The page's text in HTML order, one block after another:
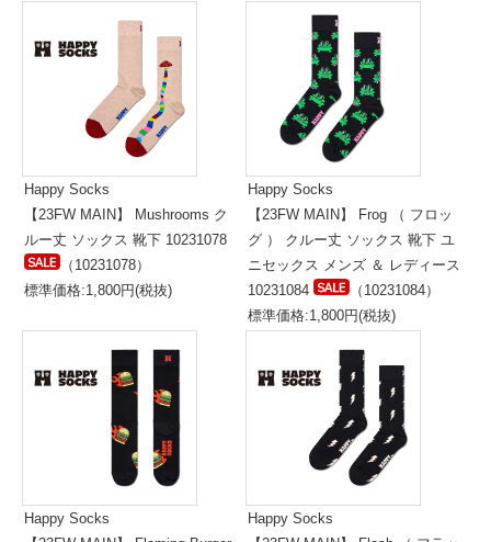
Happy Socks
【23FW MAIN】 Mushrooms ク
ルー丈 ソックス 靴下 10231078
（10231078）
標準価格:1,800円(税抜)
Happy Socks
【23FW MAIN】 Frog （ フロッ
グ ） クルー丈 ソックス 靴下 ユ
ニセックス メンズ ＆ レディース
10231084
（10231084）
標準価格:1,800円(税抜)
Happy Socks
Happy Socks